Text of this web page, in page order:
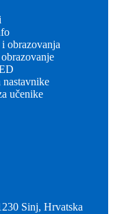
obrazovanja
učenike
Sinj, Hrvatska